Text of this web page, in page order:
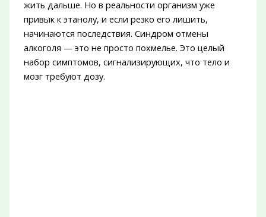
жить дальше. Но в реальности организм уже
привык к этанолу, и если резко его лишить,
начинаются последствия. Синдром отмены
алкоголя — это не просто похмелье. Это целый
набор симптомов, сигнализирующих, что тело и
мозг требуют дозу.